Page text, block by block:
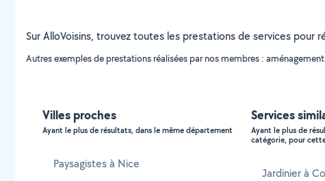
Sur AlloVoisins, trouvez toutes les prestations de services pour
Autres exemples de prestations réalisées par nos membres :
Villes proches
Ayant le plus de résultats, dans le même département
Paysagistes à Nice
Services
Ayant le plus de
catégorie, pour
Jardinier à